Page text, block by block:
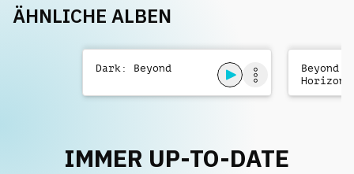
ÄHNLICHE ALBEN
Dark: Beyond
Beyond
Trailer
IMMER UP-TO-DATE